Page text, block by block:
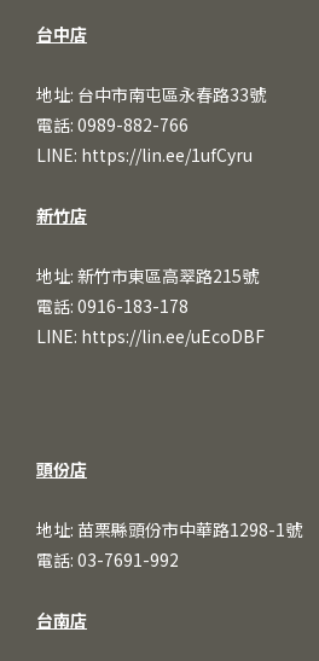
台中店
地址: 台中市南屯區永春路33號
電話: 0989-882-766
LINE: https://lin.ee/1ufCyru
新竹店
地址: 新竹市東區高翠路215號
電話: 0916-183-178
LINE: https://lin.ee/uEcoDBF
頭份店
地址: 苗栗縣頭份市中華路1298-1號
電話: 03-7691-992
台南店